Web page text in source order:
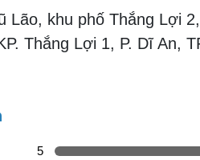
khu phố Thắng Lợi
Thắng Lợi 1, P. Dĩ An,
5